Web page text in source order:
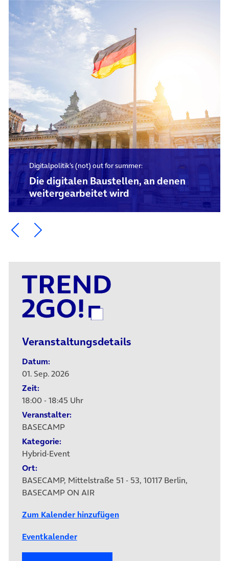
Digitalpolitik’s (not) out for summer:
Die digitalen Baustellen, an denen
weitergearbeitet wird
Ein Element zurück blättern
Ein Element weiter blättern
Veranstaltungsdetails
Datum:
01. Sep. 2026
Zeit:
18:00 - 18:45 Uhr
Veranstalter:
BASECAMP
Kategorie:
Hybrid-Event
Ort:
BASECAMP, Mittelstraße 51 - 53, 10117 Berlin,
BASECAMP ON AIR
Zum Kalender hinzufügen
Eventkalender